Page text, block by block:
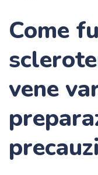
Come
vene